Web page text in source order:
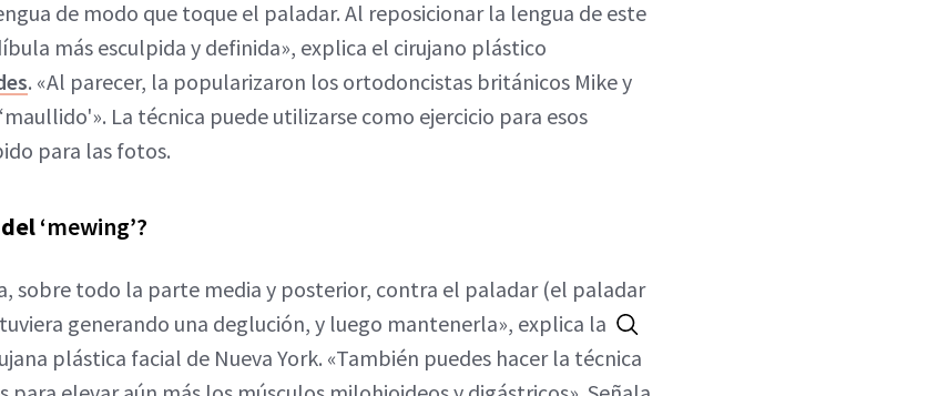
de modo que toque el paladar. Al reposicionar la lengua de este
más esculpida y definida», explica el cirujano plástico
. «Al parecer, la popularizaron los ortodoncistas británicos Mike y
La técnica puede utilizarse como ejercicio para esos
para las fotos.
‘mewing’?
sobre todo la parte media y posterior, contra el paladar (el paladar
generando una deglución, y luego mantenerla», explica la
plástica facial de Nueva York. «También puedes hacer la técnica